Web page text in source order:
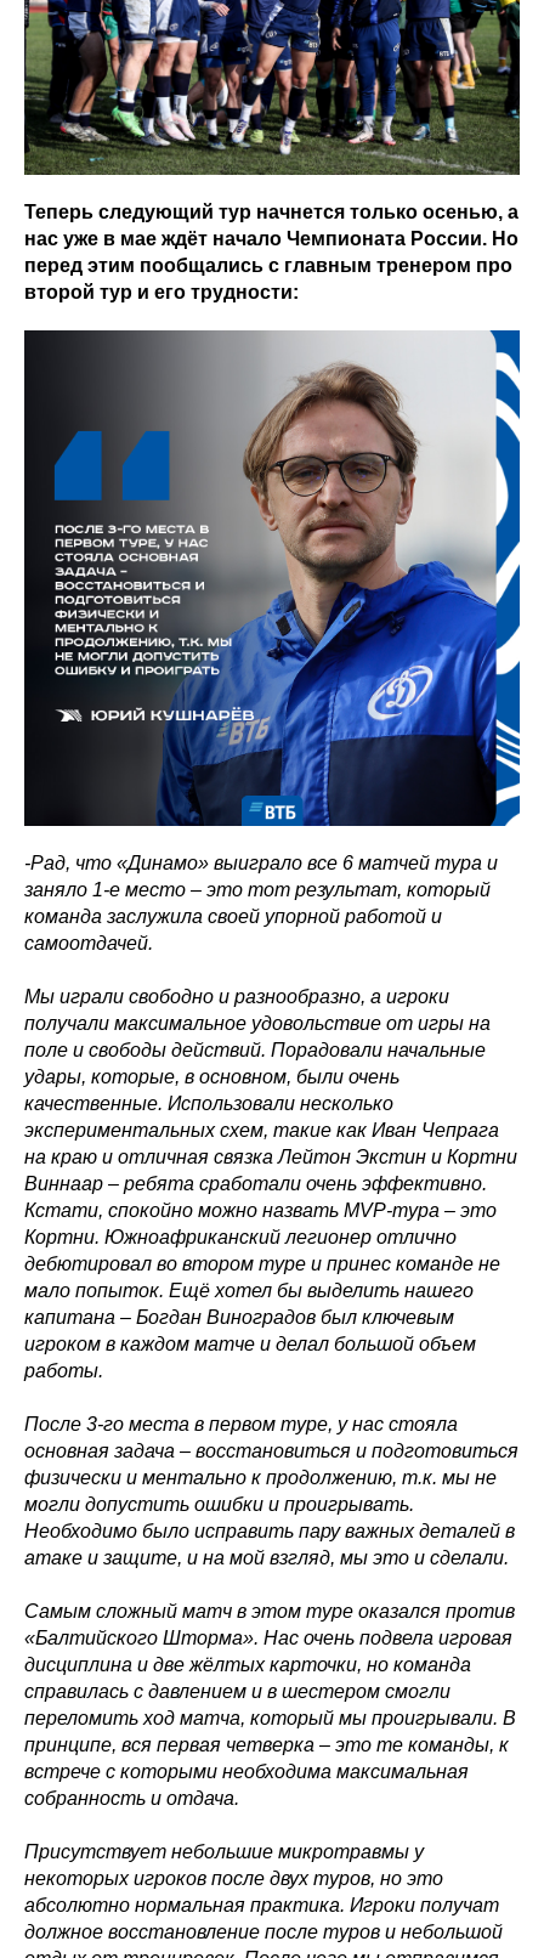
Теперь следующий тур начнется только осенью, а
нас уже в мае ждёт начало Чемпионата России. Но
перед этим пообщались с главным тренером про
второй тур и его трудности:
-Рад, что «Динамо» выиграло все 6 матчей тура и
заняло 1-е место – это тот результат, который
команда заслужила своей упорной работой и
самоотдачей.
Мы играли свободно и разнообразно, а игроки
получали максимальное удовольствие от игры на
поле и свободы действий. Порадовали начальные
удары, которые, в основном, были очень
качественные. Использовали несколько
экспериментальных схем, такие как Иван Чепрага
на краю и отличная связка Лейтон Экстин и Кортни
Виннаар – ребята сработали очень эффективно.
Кстати, спокойно можно назвать MVP-тура – это
Кортни. Южноафриканский легионер отлично
дебютировал во втором туре и принес команде не
мало попыток. Ещё хотел бы выделить нашего
капитана – Богдан Виноградов был ключевым
игроком в каждом матче и делал большой объем
работы.
После 3-го места в первом туре, у нас стояла
основная задача – восстановиться и подготовиться
физически и ментально к продолжению, т.к. мы не
могли допустить ошибки и проигрывать.
Необходимо было исправить пару важных деталей в
атаке и защите, и на мой взгляд, мы это и сделали.
Самым сложный матч в этом туре оказался против
«Балтийского Шторма». Нас очень подвела игровая
дисциплина и две жёлтых карточки, но команда
справилась с давлением и в шестером смогли
переломить ход матча, который мы проигрывали. В
принципе, вся первая четверка – это те команды, к
встрече с которыми необходима максимальная
собранность и отдача.
Присутствует небольшие микротравмы у
некоторых игроков после двух туров, но это
абсолютно нормальная практика. Игроки получат
должное восстановление после туров и небольшой